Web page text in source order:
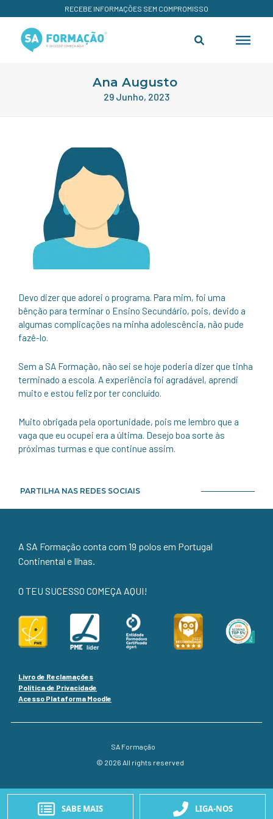
RECEBE INFORMAÇÕES SEM COMPROMISSO
Ana Augusto
29 Junho, 2023
Devo dizer que adorei o programa. Para mim, foi uma
bênção para terminar o Ensino Secundário, pois, devido a
algumas complicações na minha adolescência, não pude
fazê-lo.
Sem a SA Formação, não sei se hoje poderia dizer que tinha
terminado a escola. A experiência foi agradável, aprendi
muito e estou feliz por ter concluído.
Muito obrigada pela oportunidade, pois me lembro que a
vaga que eu ocupei era a última. Desejo boa sorte às
próximas turmas e que continue assim.
PARTILHA NAS REDES SOCIAIS
A SA Formação conta com 19 polos em Portugal
Continental e Ilhas.
O TEU SUCESSO COMEÇA AQUI!
Livro de Reclamações
Política de Privacidade
Acesso Plataforma Moodle
SA Formação
© 2026 All rights reserved
SABE MAIS LIGA-NOS